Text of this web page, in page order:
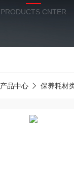
PRODUCTS CNTER
产品中心 保养耗材